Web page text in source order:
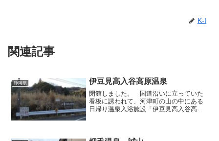
K-I
関連記事
静岡県 伊豆見高入谷高原温泉
閉館しました。 国道沿いに立っていた
看板に誘われて、河津町の山の中にある
日帰り温泉入浴施設「伊豆見高入谷高原